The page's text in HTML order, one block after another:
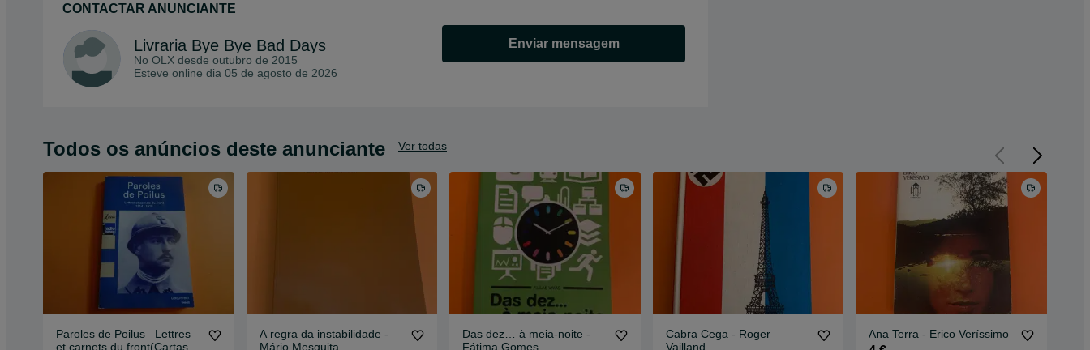
CONTACTAR ANUNCIANTE
Livraria Bye Bye Bad Days
No OLX desde outubro de 2015
Esteve online dia 05 de agosto de 2026
Enviar mensagem
Todos os anúncios deste anunciante Ver todas
Paroles de Poilus –Lettres
et carnets du front(Cartas
A regra da instabilidade -
Mário Mesquita
Das dez… à meia-noite -
Fátima Gomes
Cabra Cega - Roger
Vailland
Ana Terra - Erico Veríssimo